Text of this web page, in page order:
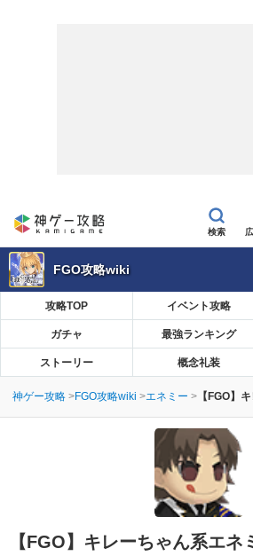
FGO攻略wiki
攻略TOP イベント攻略
ガチャ 最強ランキング
ストーリー 概念礼装
神ゲー攻略 FGO攻略wiki エネミー 【FGO】
【FGO】 キレーちゃん系エネ